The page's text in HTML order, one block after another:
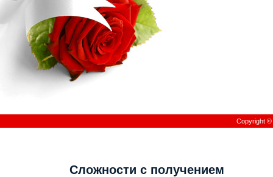
Copyright
Сложности с получением